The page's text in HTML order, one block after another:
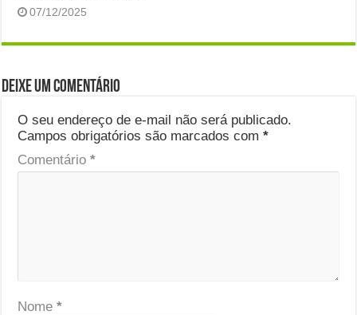
07/12/2025
Deixe um comentário
O seu endereço de e-mail não será publicado.
Campos obrigatórios são marcados com*
Comentário*
Nome*